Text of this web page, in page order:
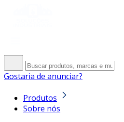
Gostaria de anunciar?
Produtos
Sobre nós